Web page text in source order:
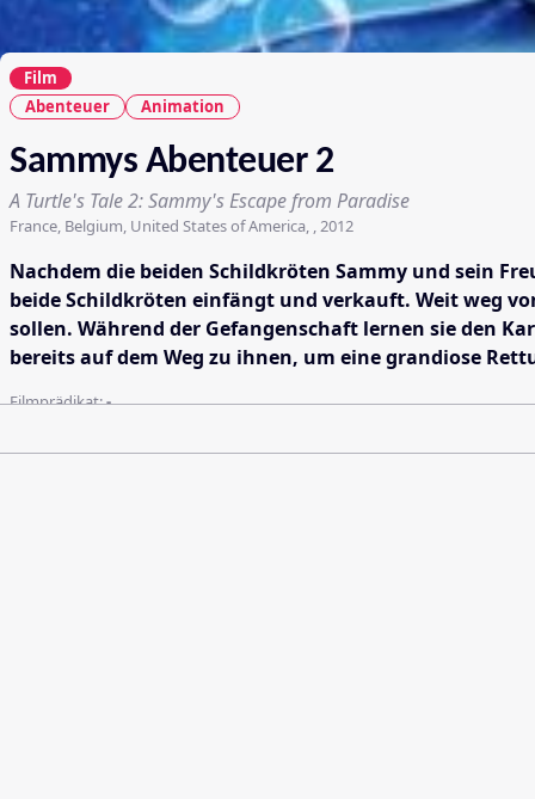
Film
Abenteuer
Animation
Sammys Abenteuer 2
A Turtle's Tale 2: Sammy's Escape from Paradise
France, Belgium, United States of America, , 2012
Nachdem die beiden Schildkröten Sammy und sein
beide Schildkröten einfängt und verkauft. Weit weg
sollen. Während der Gefangenschaft lernen sie den
bereits auf dem Weg zu ihnen, um eine grandiose
Filmprädikat:-